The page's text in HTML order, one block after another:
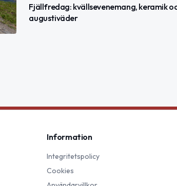
Fjällfredag: kvällsevenemang, keramik
augustiväder
Information
Integritetspolicy
Cookies